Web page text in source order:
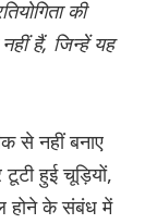
की
हैं, जिन्हें यह
से नहीं बनाए
हुई चूड़ियों,
होने के संबंध में